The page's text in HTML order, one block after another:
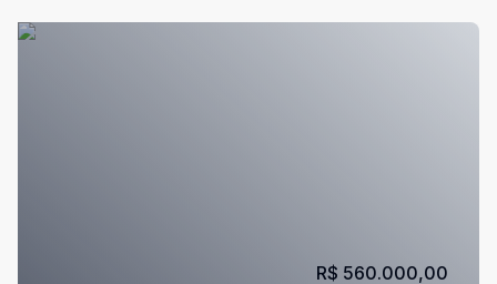
R$ 560.000,00